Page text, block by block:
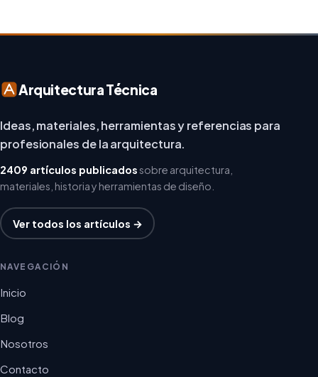
Arquitectura Técnica
Ideas, materiales, herramientas y referencias para
profesionales de la arquitectura.
2409 artículos publicadossobre arquitectura,
materiales, historia y herramientas de diseño.
Ver todos los artículos →
NAVEGACIÓN
Inicio
Blog
Nosotros
Contacto